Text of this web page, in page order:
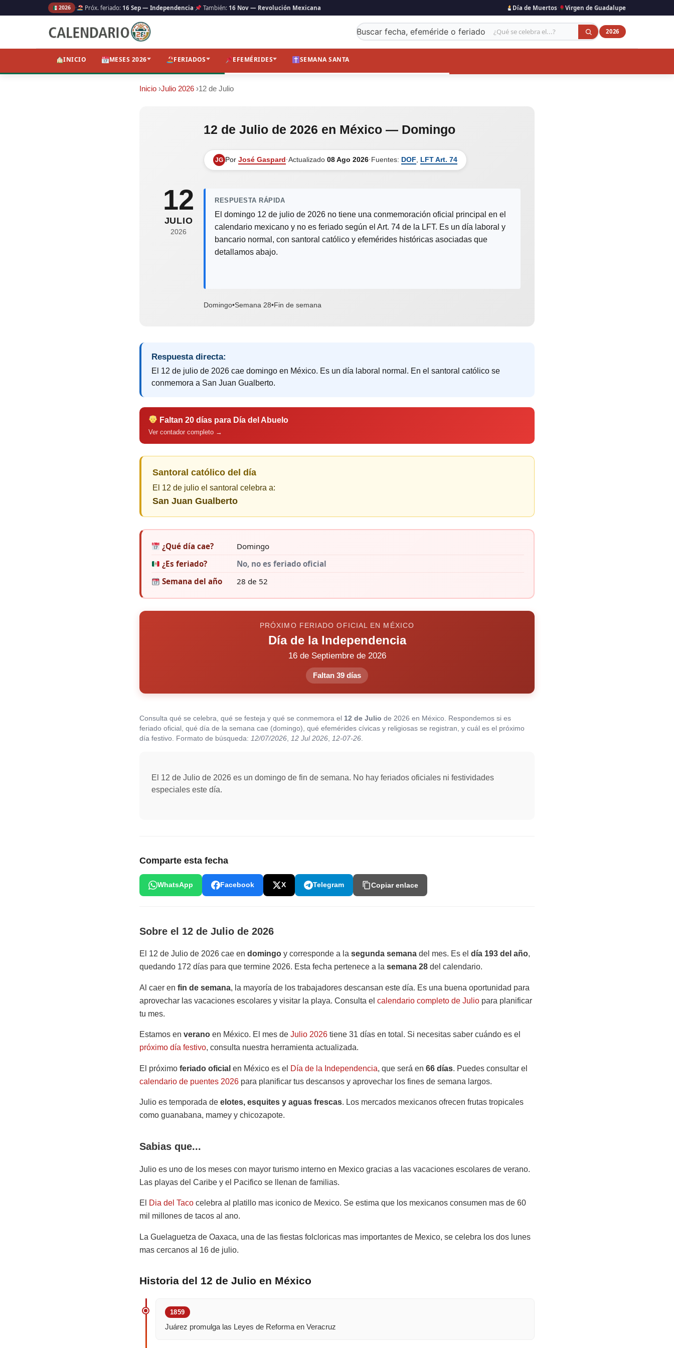
2026 · Próx. feriado: 16 Sep — Independencia· También: 16 Nov — Revolución Mexicana Día de Muertos· Virgen de Guadalupe
Buscar fecha, efeméride o feriado 2026
INICIO MESES 2026 FERIADOS EFEMÉRIDES SEMANA SANTA
Inicio ›Julio 2026 ›12 de Julio
12
JULIO
2026
12 de Julio de 2026 en México — Domingo
JG Por José Gaspard·Actualizado 08 Ago 2026·Fuentes: DOF, LFT Art. 74
RESPUESTA RÁPIDA
El domingo 12 de julio de 2026 no tiene una conmemoración oficial principal en el
calendario mexicano y no es feriado según el Art. 74 de la LFT. Es un día laboral y
bancario normal, con santoral católico y efemérides históricas asociadas que
detallamos abajo.
Domingo•Semana 28•Fin de semana
Respuesta directa:
El 12 de julio de 2026 cae domingo en México. Es un día laboral normal. En el santoral católico se
conmemora a San Juan Gualberto.
Faltan 20 días para Día del Abuelo
Ver contador completo →
Santoral católico del día
El 12 de julio el santoral celebra a:
San Juan Gualberto
¿Qué día cae?
Domingo
¿Es feriado?
No, no es feriado oficial
Semana del año
28 de 52
PRÓXIMO FERIADO OFICIAL EN MÉXICO
Día de la Independencia
16 de Septiembre de 2026
Faltan 39 días
Consulta qué se celebra, qué se festeja y qué se conmemora el 12 de Julio de 2026 en México. Respondemos si es
feriado oficial, qué día de la semana cae (domingo), qué efemérides cívicas y religiosas se registran, y cuál es el próximo
día festivo. Formato de búsqueda: 12/07/2026, 12 Jul 2026, 12-07-26.
El 12 de Julio de 2026 es un domingo de fin de semana. No hay feriados oficiales ni festividades
especiales este día.
Comparte esta fecha
WhatsApp Facebook X Telegram Copiar enlace
Sobre el 12 de Julio de 2026
El 12 de Julio de 2026 cae en domingo y corresponde a la segunda semana del mes. Es el día 193 del año,
quedando 172 días para que termine 2026. Esta fecha pertenece a la semana 28 del calendario.
Al caer en fin de semana, la mayoría de los trabajadores descansan este día. Es una buena oportunidad para
aprovechar las vacaciones escolares y visitar la playa. Consulta el calendario completo de Julio para planificar
tu mes.
Estamos en verano en México. El mes de Julio 2026 tiene 31 días en total. Si necesitas saber cuándo es el
próximo día festivo, consulta nuestra herramienta actualizada.
El próximo feriado oficial en México es el Día de la Independencia, que será en 66 días. Puedes consultar el
calendario de puentes 2026 para planificar tus descansos y aprovechar los fines de semana largos.
Julio es temporada de elotes, esquites y aguas frescas. Los mercados mexicanos ofrecen frutas tropicales
como guanabana, mamey y chicozapote.
Sabias que...
Julio es uno de los meses con mayor turismo interno en Mexico gracias a las vacaciones escolares de verano.
Las playas del Caribe y el Pacifico se llenan de familias.
El Dia del Taco celebra al platillo mas iconico de Mexico. Se estima que los mexicanos consumen mas de 60
mil millones de tacos al ano.
La Guelaguetza de Oaxaca, una de las fiestas folcloricas mas importantes de Mexico, se celebra los dos lunes
mas cercanos al 16 de julio.
Historia del 12 de Julio en México
1859
Juárez promulga las Leyes de Reforma en Veracruz